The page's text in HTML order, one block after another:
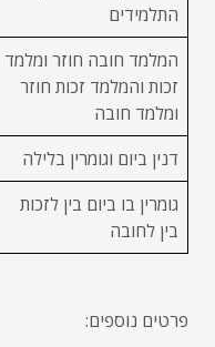
התלמידים
המלמד חובה חוזר ומלמד
זכות והמלמד זכות חוזר
ומלמד חובה
דנין ביום וגומרין בלילה
גומרין בו ביום בין לזכות
בין לחובה
פרטים נוספים: